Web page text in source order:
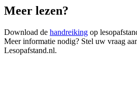
Meer lezen?
Download de handreiking op
Meer informatie nodig? Stel uw vraag
Lesopafstand.nl.